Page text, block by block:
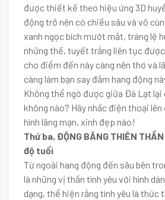
được thiết kế theo hiệu ứng 3D
động trở nên có chiều sâu và vô
xanh ngọc bích mướt mắt, tráng lệ
những thế, tuyết trắng liên tục
cho điểm đến này càng nên thơ và
càng làm bạn say đắm hang động
Không thể ngờ được giữa Đà Lạt lại
không nào? Hãy nhấc điện thoại
hình lãng mạn, xinh đẹp nào!
Thứ ba, ĐỘNG BĂNG THIÊN
độ tuổi
Từ ngoài hang động đến sâu bên
là những vị thần tình yêu với hình
dạng, thể hiện rằng tình yêu là thức